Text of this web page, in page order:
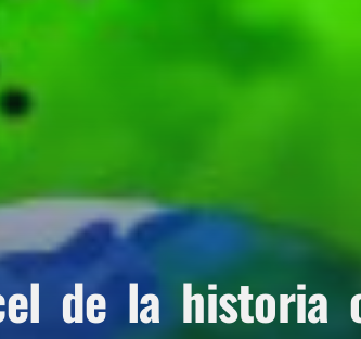
de la historia